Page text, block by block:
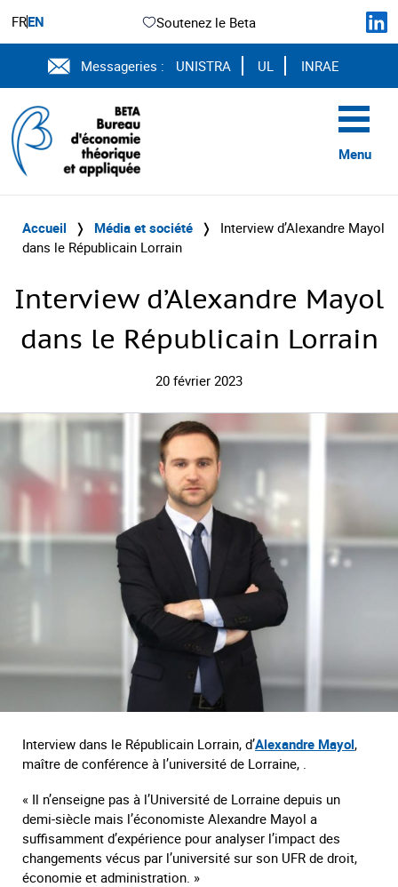
FREN Soutenez le Beta
Messageries : UNISTRA UL INRAE
Menu
Accueil ❭ Média et société ❭
Interview d’Alexandre Mayol
dans le Républicain Lorrain
Interview d’Alexandre Mayol
dans le Républicain Lorrain
20 février 2023
Interview dans le Républicain Lorrain, d’Alexandre Mayol,
maître de conférence à l’université de Lorraine, .
« Il n’enseigne pas à l’Université de Lorraine depuis un
demi-siècle mais l’économiste Alexandre Mayol a
suffisamment d’expérience pour analyser l’impact des
changements vécus par l’université sur son UFR de droit,
économie et administration. »